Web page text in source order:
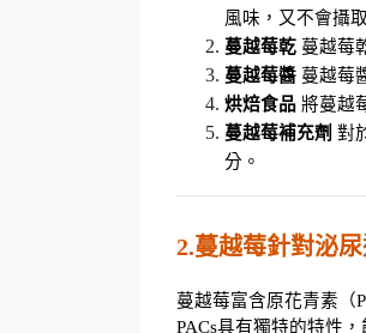
風味，又不會攝
蔓越莓乾 蔓越莓
蔓越莓醬 蔓越莓
烘焙食品 將蔓越
蔓越莓補充劑 對
分。
2.蔓越莓針對泌
蔓越莓富含原花青素（
PACs具有獨特的特性